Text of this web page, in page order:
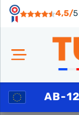
4,5/5
Rechercher
Panneau de